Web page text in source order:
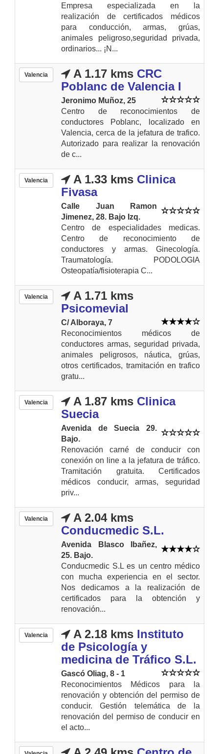
Empresa especializada en la
realización de certificados médicos
para conducción, armas, grúas,
animales peligroso,seguridad privada,
ordinarios... ¡N...
Valencia A 1.17 kms CRC
Poblanc de Valencia I
Jeronimo Muñoz, 25
Centro de reconocimientos de
conductores Poblanc, localizado en
Valencia, cerca de la jefatura de trafico.
Autorizado para realizar la renovación
de c...
Valencia A 1.33 kms Clinica
Fivasa
Calle Juan Ramon
Jimenez, 28. Bajo Izq.
Centro de especialidades medicas.
Centro de reconocimiento de
conductores y armas. Ginecología.
Traumatología. PODOLOGIA
Osteopatía/fisioterapia C...
Valencia
A 1.71 kms
Psicomevial
C/ Alboraya, 7
Reconocimientos médicos de
conductores armas, seguridad privada,
animales peligrosos, náutica, grúas,
otros certificados, tramitación en trafico
gratu...
Valencia A 1.87 kms Clinica
Suecia
Avenida de Suecia 29.
Bajo.
Renovación carné de conducir con
conexión on line a la jefatura de tráfico.
Tramitación gratuita. Certificados
médicos conducir, armas, seguridad
priv...
Valencia
A 2.04 kms
Conducmedic S.L.
Avenida Blasco Ibañez,
25. Bajo.
Conducmedic S.L es un centro médico
con mucha experiencia en el sector.
Nos dedicamos a la realización de
certificados para la obtención y
renovación...
Valencia A 2.18 kms Instituto
de Psicología y
medicina de Tráfico S.L.
Gascó Oliag, 8 - 1
Reconocimientos Médicos para la
renovación y obtención del permiso de
conducir. Gestión telemática de la
renovación del permiso de conducir en
el acto...